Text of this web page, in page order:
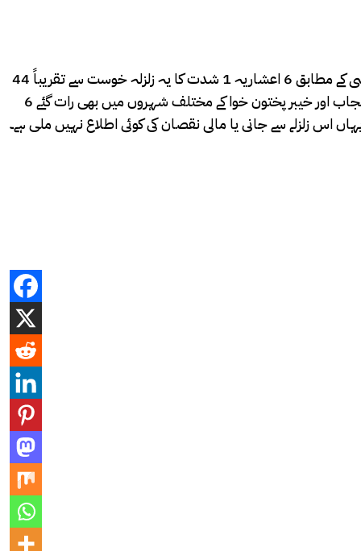
رپورٹ ہوئی ہیں۔افغانستان میں زلزلے کے جھٹکے کابل، غزنی، پکتیکا، خوست، ننگر ہار اور لغمان میں محسوس کیے گئے۔غیر ملکی خبر ایجنسی کے مطابق 6 اعشاریہ 1 شدت کا یہ زلزلہ خوست سے تقریباً 44
کلومیٹر (27 میل) کے فاصلے پر 51 کلو میٹر کی گہرائی میں آیا تھا۔واضح رہے کہ گزشتہ شب پاکستان میں وفاقی دارالحکومت اسلام آباد، پنجاب اور خیبر پختون خوا کے مختلف شہروں میں بھی رات گئے 6